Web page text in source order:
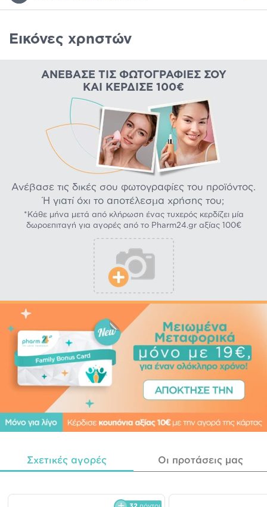
Εικόνες χρηστών
ΑΝΈΒΑΣΕ ΤΙΣ ΦΩΤΟΓΡΑΦΊΕΣ ΣΟΥ
ΚΑΙ ΚΈΡΔΙΣΕ 100€
Ανέβασε τις δικές σου φωτογραφίες του προϊόντος.
Ή γιατί όχι το αποτέλεσμα χρήσης του;
*Κάθε μήνα μετά από κλήρωση ένας τυχερός κερδίζει μία
δωροεπιταγή για αγορές από το Pharm24.gr αξίας 100€
Σχετικές αγορές Οι προτάσεις μας